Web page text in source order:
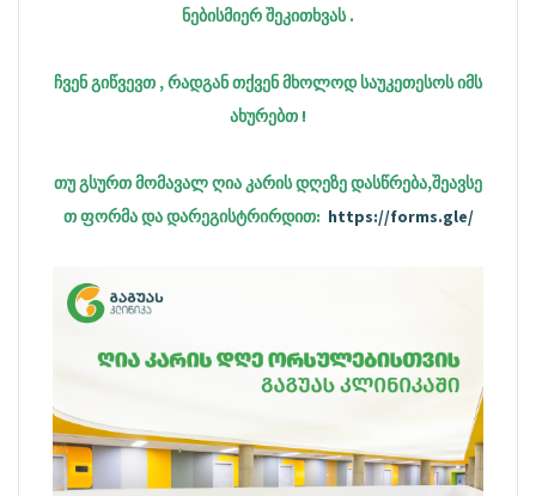
ნებისმიერ შეკითხვას .
ჩვენ გიწვევთ , რადგან თქვენ მხოლოდ საუკეთესოს იმს
ახურებთ !
თუ გსურთ მომავალ ღია კარის დღეზე დასწრება,შეავსე
თ ფორმა და დარეგისტრირდით: https://forms.gle/